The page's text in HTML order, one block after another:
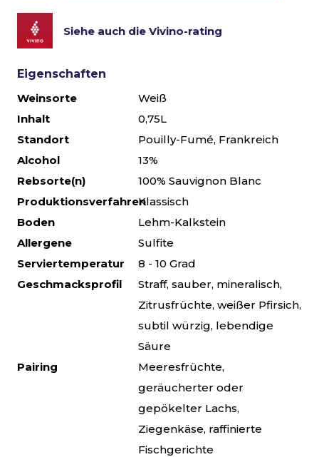
Siehe auch die Vivino-rating
Eigenschaften
Weinsorte
Weiß
Inhalt
0,75L
Standort
Pouilly-Fumé, Frankreich
Alcohol
13%
Rebsorte(n)
100% Sauvignon Blanc
ProduktionsverfahrenKlassisch
Boden
Lehm-Kalkstein
Allergene
Sulfite
Serviertemperatur
8 - 10 Grad
Geschmacksprofil
Straff, sauber, mineralisch,
Zitrusfrüchte, weißer Pfirsich,
subtil würzig, lebendige
Säure
Pairing
Meeresfrüchte,
geräucherter oder
gepökelter Lachs,
Ziegenkäse, raffinierte
Fischgerichte